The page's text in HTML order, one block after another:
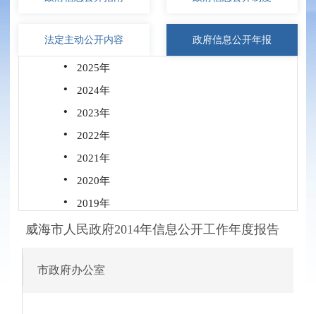
法定主动公开内容 政府信息公开年报
· 2025年
· 2024年
· 2023年
· 2022年
· 2021年
· 2020年
· 2019年
· 2018年
· 2016年
威海市人民政府2014年信息公开工作年度报告
市政府办公室